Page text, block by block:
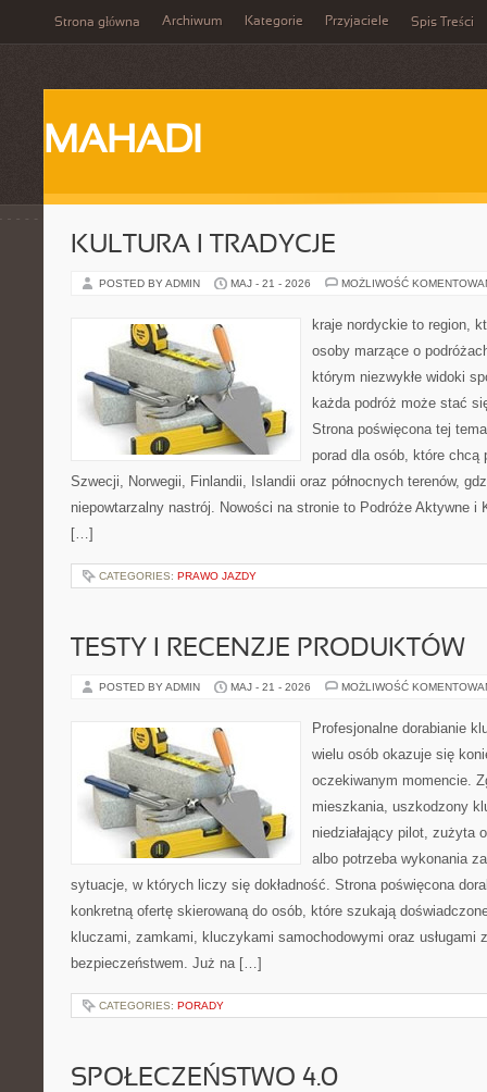
Strona główna Archiwum Kategorie Przyjaciele Spis Treści
MAHADI
KULTURA I TRADYCJE
POSTED BY ADMIN MAJ - 21 - 2026 MOŻLIWOŚĆ
kraje nordyckie to region,
osoby marzące o
którym niezwykłe widoki
każda podróż może stać
Strona poświęcona tej
porad dla osób, które chcą
Szwecji, Norwegii, Finlandii, Islandii oraz północnych terenów,
niepowtarzalny nastrój. Nowości na stronie to Podróże Aktywne i
[…]
CATEGORIES: PRAWO JAZDY
TESTY I RECENZJE PRODUKTÓW
POSTED BY ADMIN MAJ - 21 - 2026 MOŻLIWOŚĆ
Profesjonalne dorabianie
wielu osób okazuje się
oczekiwanym momencie.
mieszkania, uszkodzony
niedziałający pilot, zużyta
albo potrzeba wykonania
sytuacje, w których liczy się dokładność. Strona poświęcona
konkretną ofertę skierowaną do osób, które szukają
kluczami, zamkami, kluczykami samochodowymi oraz usługami
bezpieczeństwem. Już na […]
CATEGORIES: PORADY
SPOŁECZEŃSTWO 4.0